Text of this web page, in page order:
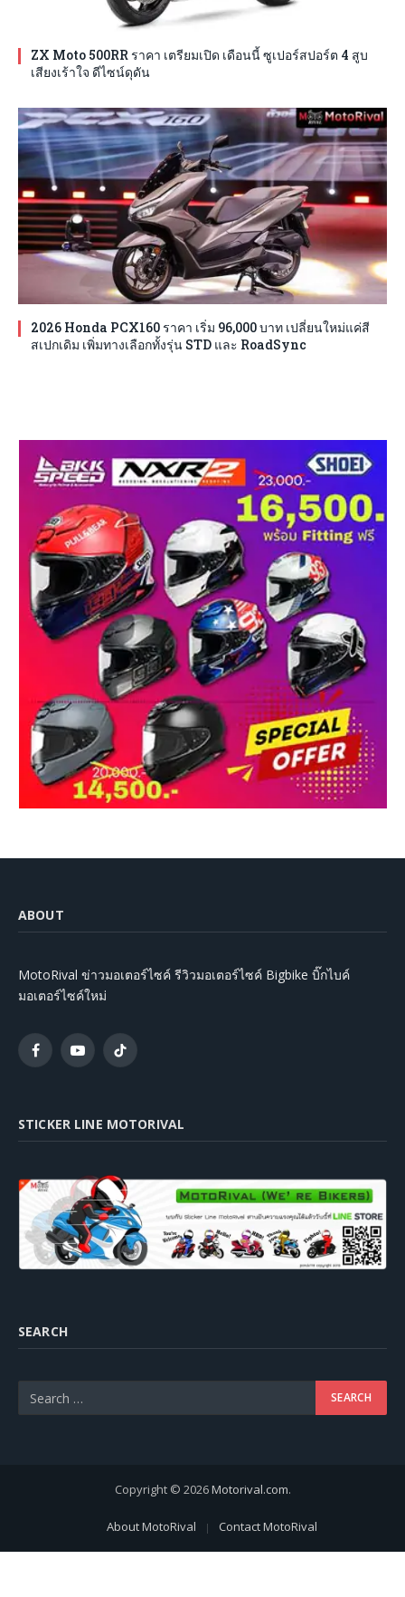
ZX Moto 500RR ราคา เตรียมเปิด เดือนนี้ ซูเปอร์สปอร์ต 4 สูบ
เสียงเร้าใจ ดีไซน์ดุดัน
2026 Honda PCX160 ราคา เริ่ม 96,000 บาท เปลี่ยนใหม่แค่สี
สเปกเดิม เพิ่มทางเลือกทั้งรุ่น STD และ RoadSync
ABOUT
MotoRival ข่าวมอเตอร์ไซค์ รีวิวมอเตอร์ไซค์ Bigbike บิ๊กไบค์
มอเตอร์ไซค์ใหม่
FacebookYouTubeTikTok
STICKER LINE MOTORIVAL
SEARCH
Copyright © 2026Motorival.com.
About MotoRival Contact MotoRival